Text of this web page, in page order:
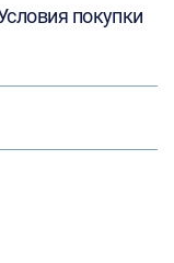
покупки